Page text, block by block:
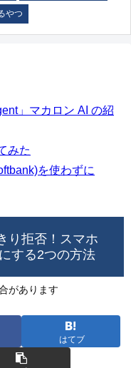
やつ
」マカロン AI の紹
みた
を使わずに
り拒否！スマホ
する2つの方法
があります
はてブ